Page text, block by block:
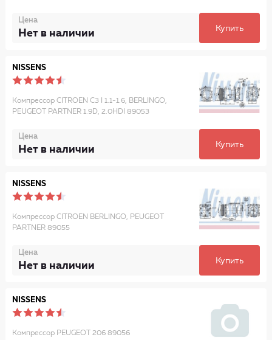
Цена
Нет в наличии Купить
NISSENS
Компрессор CITROEN C3 I 1.1-1.6, BERLINGO,
PEUGEOT PARTNER 1.9D, 2.0HDI 89053
Цена
Нет в наличии Купить
NISSENS
Компрессор CITROEN BERLINGO, PEUGEOT
PARTNER 89055
Цена
Нет в наличии Купить
NISSENS
Компрессор PEUGEOT 206 89056